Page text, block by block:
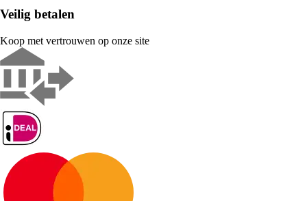
Veilig betalen
Koop met vertrouwen op onze site